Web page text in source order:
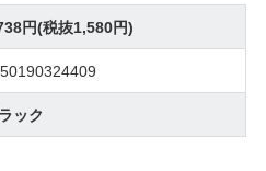
円(税抜1,580円)
ック